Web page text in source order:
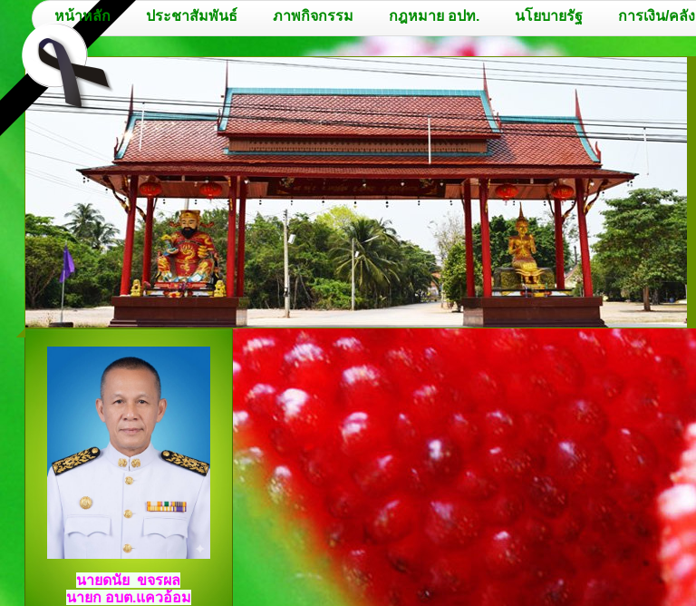
หน้าหลัก ประชาสัมพันธ์ ภาพกิจกรรม กฎหมาย อปท. นโยบายรัฐ การเงิน/คลัง
นายดนัย ขจรผล
นายก อบต.แควอ้อม